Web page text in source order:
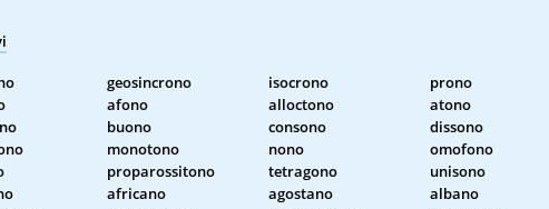
geosincrono isocrono
prono
afono alloctono
atono
buono consono
dissono
monotono nono
omofono
proparossitono tetragono
unisono
africano agostano
albano